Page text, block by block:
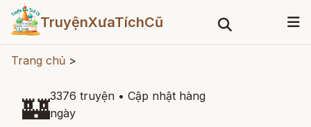
TruyệnXưaTíchCũ
Trang chủ >
🏰3376 truyện • Cập nhật hàng
ngày